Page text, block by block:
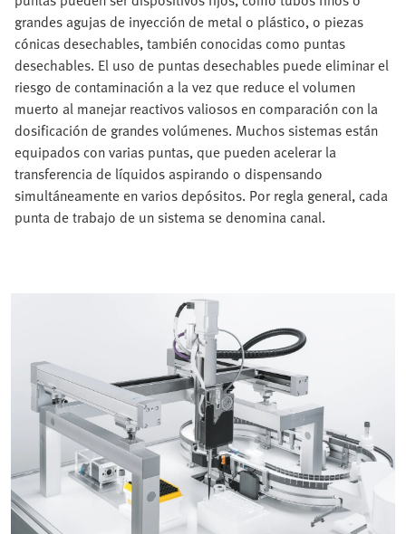
grandes agujas de inyección de metal o plástico, o piezas
cónicas desechables, también conocidas como puntas
desechables. El uso de puntas desechables puede eliminar el
riesgo de contaminación a la vez que reduce el volumen
muerto al manejar reactivos valiosos en comparación con la
dosificación de grandes volúmenes. Muchos sistemas están
equipados con varias puntas, que pueden acelerar la
transferencia de líquidos aspirando o dispensando
simultáneamente en varios depósitos. Por regla general, cada
punta de trabajo de un sistema se denomina canal.